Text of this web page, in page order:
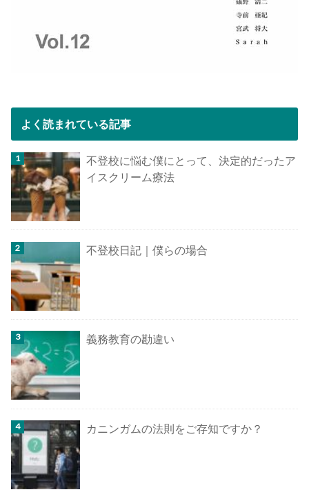
よく読まれている記事
不登校に悩む僕にとって、決定的だったア
イスクリーム療法
不登校日記｜僕らの場合
義務教育の勘違い
カニンガムの法則をご存知ですか？